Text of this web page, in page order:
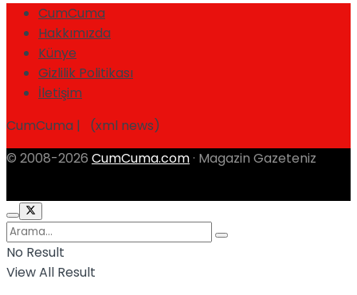
CumCuma
Hakkımızda
Künye
Gizlilik Politikası
İletişim
CumCuma | (xml news)
© 2008-2026 CumCuma.com · Magazin Gazeteniz
No Result
View All Result